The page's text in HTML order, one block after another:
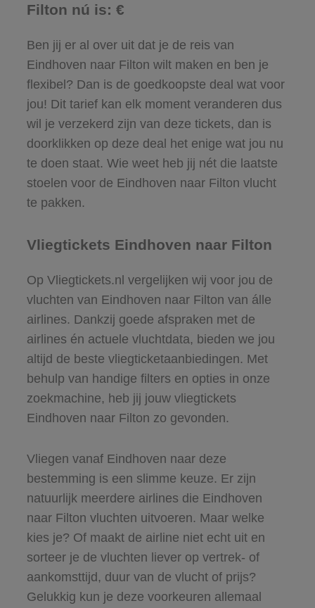
Filton nú is: €
Ben jij er al over uit dat je de reis van
Eindhoven naar Filton wilt maken en ben je
flexibel? Dan is de goedkoopste deal wat voor
jou! Dit tarief kan elk moment veranderen dus
wil je verzekerd zijn van deze tickets, dan is
doorklikken op deze deal het enige wat jou nu
te doen staat. Wie weet heb jij nét die laatste
stoelen voor de Eindhoven naar Filton vlucht
te pakken.
Vliegtickets Eindhoven naar Filton
Op Vliegtickets.nl vergelijken wij voor jou de
vluchten van Eindhoven naar Filton van álle
airlines. Dankzij goede afspraken met de
airlines én actuele vluchtdata, bieden we jou
altijd de beste vliegticketaanbiedingen. Met
behulp van handige filters en opties in onze
zoekmachine, heb jij jouw vliegtickets
Eindhoven naar Filton zo gevonden.
Vliegen vanaf Eindhoven naar deze
bestemming is een slimme keuze. Er zijn
natuurlijk meerdere airlines die Eindhoven
naar Filton vluchten uitvoeren. Maar welke
kies je? Of maakt de airline niet echt uit en
sorteer je de vluchten liever op vertrek- of
aankomsttijd, duur van de vlucht of prijs?
Gelukkig kun je deze voorkeuren allemaal